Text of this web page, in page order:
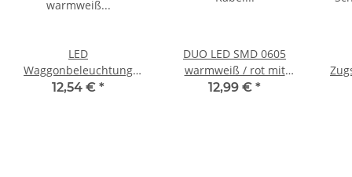
LED
Waggonbeleuchtung
Innenbeleuchtung
12,54 € *
DUO LED SMD 0605
warmweiß / rot mit
Kabel Lichtwechsel
12,99 € *